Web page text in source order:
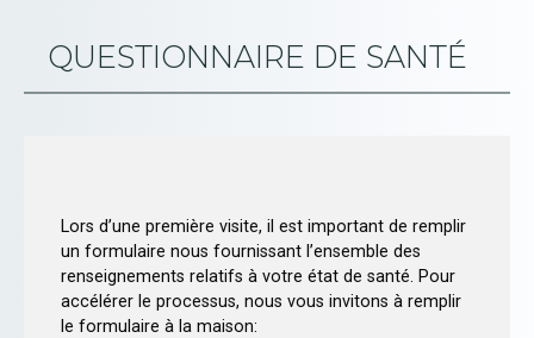
QUESTIONNAIRE DE SANTÉ
Lors d’une première visite, il est important de remplir
un formulaire nous fournissant l’ensemble des
renseignements relatifs à votre état de santé. Pour
accélérer le processus, nous vous invitons à remplir
le formulaire à la maison: